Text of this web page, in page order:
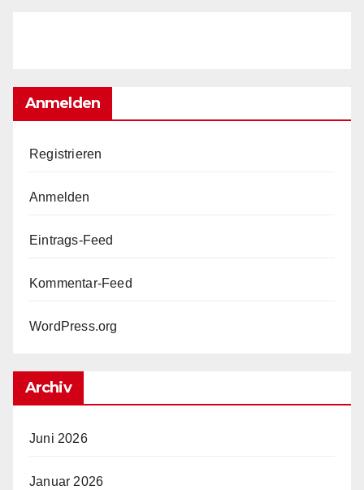
Anmelden
Registrieren
Anmelden
Eintrags-Feed
Kommentar-Feed
WordPress.org
Archiv
Juni 2026
Januar 2026